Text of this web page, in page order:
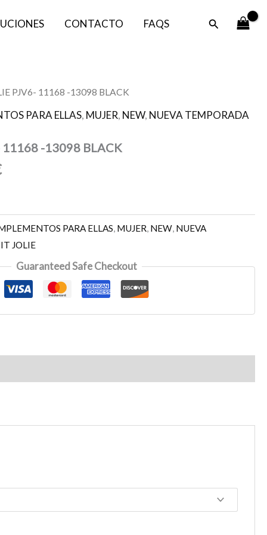
CONTACTO FAQS Buscar
PJV6- 11168 -13098 BLACK
PARA ELLAS, MUJER, NEW, NUEVA TEMPORADA
11168 -13098 BLACK
El
precio
actual
es:
19,47 €.
PARA ELLAS, MUJER, NEW, NUEVA
JOLIE
Guaranteed Safe Checkout